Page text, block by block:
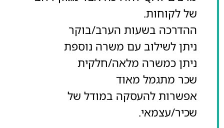
של לקוחות.
ההדרכה בשעות הערב/בוקר
ניתן לשילוב עם משרה נוספת
ניתן כמשרה מלאה/חלקית
שכר מתגמל מאוד
אפשרות להעסקה במודל של
שכיר/עצמאי.